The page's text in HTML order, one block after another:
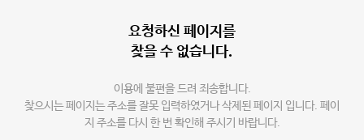
요청하신 페이지를
찾을 수 없습니다.
이용에 불편을 드려 죄송합니다.
찾으시는 페이지는 주소를 잘못 입력하였거나 삭제된 페이지 입니다. 페이
지 주소를 다시 한 번 확인해 주시기 바랍니다.